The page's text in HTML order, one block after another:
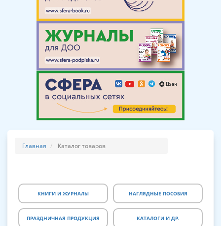
Главная Каталог товаров
КНИГИ И ЖУРНАЛЫ НАГЛЯДНЫЕ ПОСОБИЯ
ПРАЗДНИЧНАЯ ПРОДУКЦИЯ КАТАЛОГИ И ДР.